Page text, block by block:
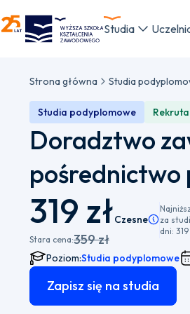
WSKZ - strona główna
Studia
Strona główna Studia
Studia podyplomowe
Doradztwo
pośrednictwo
319 złCzesnePamiętaj,
Stara cena:359 zł
za
dni: 319
Poziom:Studia podyplomowe
Zapisz się na studia